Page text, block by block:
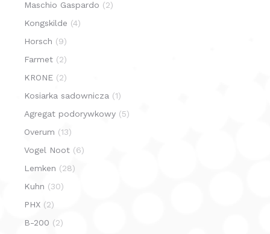
Maschio Gaspardo (2)
Kongskilde (4)
Horsch (9)
Farmet (2)
KRONE (2)
Kosiarka sadownicza (1)
Agregat podorywkowy (5)
Overum (13)
Vogel Noot (6)
Lemken (28)
Kuhn (30)
PHX (2)
B-200 (2)